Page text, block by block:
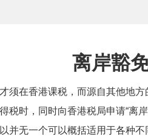
离岸豁
须在香港课税，而源自其他地
时，同时向香港税局申请“离岸
并无一个可以概括适用于各种